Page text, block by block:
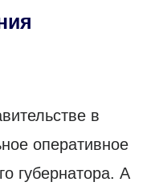
в
оперативное
губернатора. А